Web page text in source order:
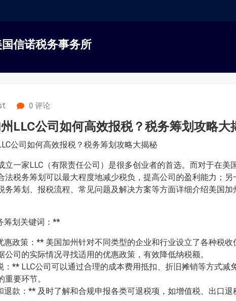
国信诺税务事务所
0 评论
LLC公司如何高效报税？税务筹划攻略大
公司如何高效报税？税务筹划攻略大揭秘
立一家LLC（有限责任公司）是很多创业者的首选。而对于在
法税务筹划可以最大程度地减少税负，提高公司的盈利能力；
务筹划、报税流程、常见问题及解决方案等方面详细介绍美国
筹划关键词：**
惠政策：** 美国加州针对不同类型的企业和行业设立了各种税
公司的实际情况寻找适用的优惠政策，有效降低纳税额。
：** LLC公司可以通过合理的成本费用抵扣、折旧摊销等方式
重要环节。
退款：** 及时了解和合规申报各类可退税项，如增值税、出口退